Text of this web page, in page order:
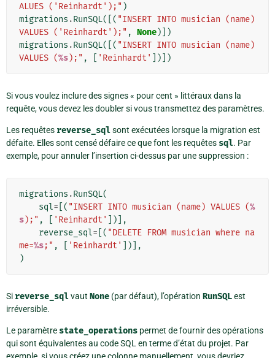
ALUES ('Reinhardt');" )
migrations .RunSQL([( "INSERT INTO musician (name)
VALUES ('Reinhardt');" , None)])
migrations .RunSQL([( "INSERT INTO musician (name)
VALUES (%s);" , 'Reinhardt' ])])
Si vous voulez inclure des signes « pour cent » littéraux dans la
requête, vous devez les doubler si vous transmettez des paramètres.
Les requêtes reverse_sqlsont exécutées lorsque la migration est
défaite. Elles sont censé défaire ce que font les requêtes sql. Par
exemple, pour annuler l’insertion ci-dessus par une suppression :
migrations .RunSQL(
sql= [( "INSERT INTO musician (name) VALUES (%
s);" , 'Reinhardt'
])],
reverse_sql= [( "DELETE FROM musician where na
me=%s;" , 'Reinhardt'
])],
)
Si reverse_sqlvaut None (par défaut), l’opération RunSQLest
irréversible.
Le paramètre state_operations permet de fournir des opérations
qui sont équivalentes au code SQL en terme d’état du projet. Par
exemple, si vous créez une colonne manuellement, vous devriez